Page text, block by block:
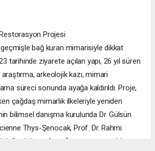
Projesi
bağ kuran mimarisiyle dikkat
tarihinde ziyarete açılan yapı, 26 yıl süren
arkeolojik kazı, mimari
süreci sonunda ayağa kaldırıldı. Proje,
çağdaş mimarlık ilkeleriyle yeniden
bilimsel danışma kurulunda Dr. Gülsün
Thys-Şenocak, Prof. Dr. Rahmi
Sesigür ve Arzu Özsavaşcı yer aldı.